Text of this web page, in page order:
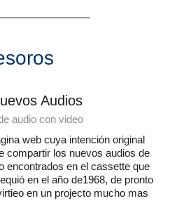
Audios
audio con video
web cuya intención original
compartir los nuevos audios de
encontrados en el cassette que
en el año de1968, de pronto
en un projecto mucho mas